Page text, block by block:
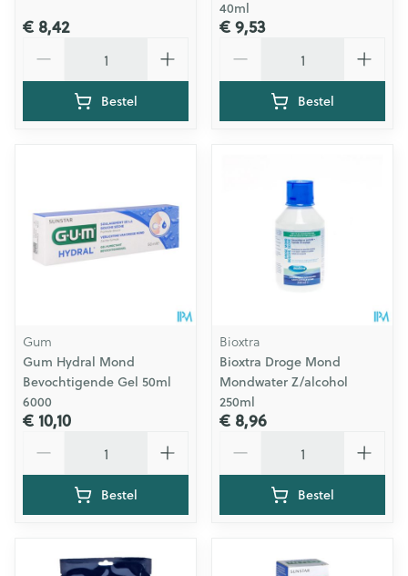
€ 8,42
Bestel
40ml
€ 9,53
Bestel
Gum
Gum Hydral Mond
Bevochtigende Gel 50ml
6000
€ 10,10
Bestel
Bioxtra
Bioxtra Droge Mond
Mondwater Z/alcohol
250ml
€ 8,96
Bestel